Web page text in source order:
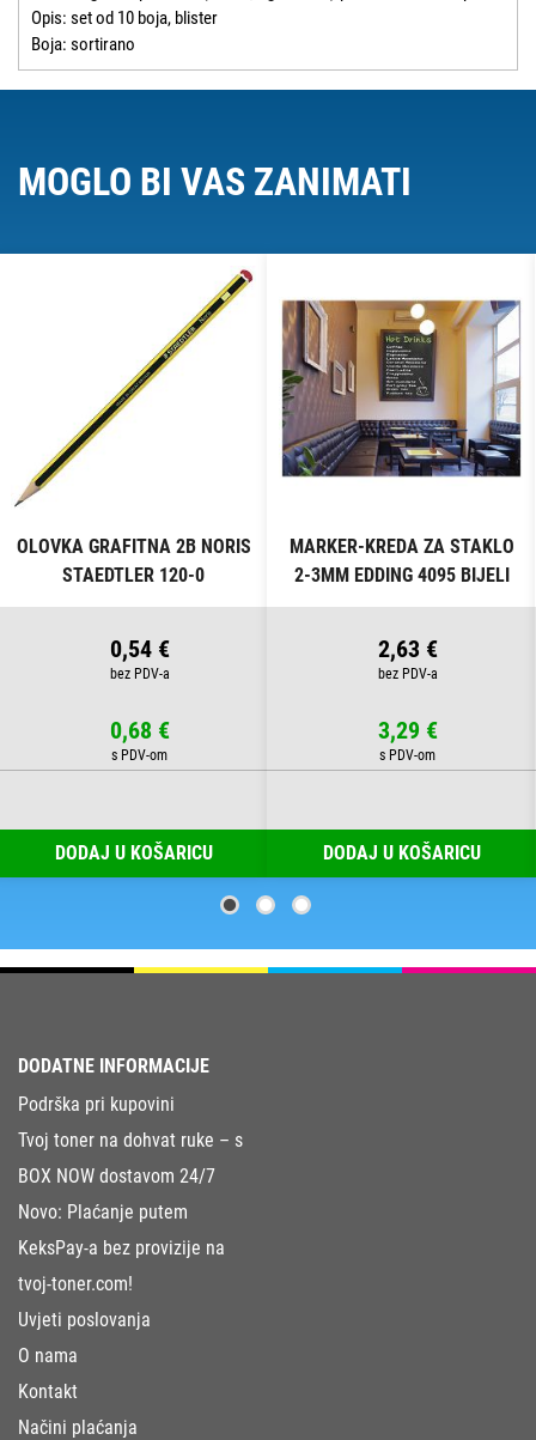
Opis: set od 10 boja, blister
Boja: sortirano
MOGLO BI VAS ZANIMATI
OLOVKA GRAFITNA 2B NORIS
STAEDTLER 120-0
0,54 €
0,68 €
DODAJ U KOŠARICU
MARKER-KREDA ZA STAKLO
2-3MM EDDING 4095 BIJELI
2,63 €
3,29 €
DODAJ U KOŠARICU
DODATNE INFORMACIJE
Podrška pri kupovini
Tvoj toner na dohvat ruke – s
BOX NOW dostavom 24/7
Novo: Plaćanje putem
KeksPay-a bez provizije na
tvoj-toner.com!
Uvjeti poslovanja
O nama
Kontakt
Načini plaćanja